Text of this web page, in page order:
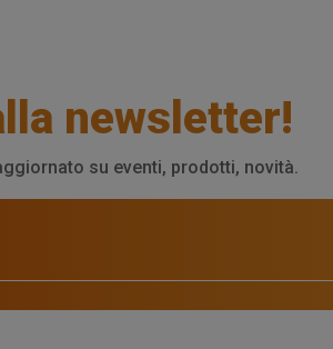
newsletter!
su eventi, prodotti, novità.